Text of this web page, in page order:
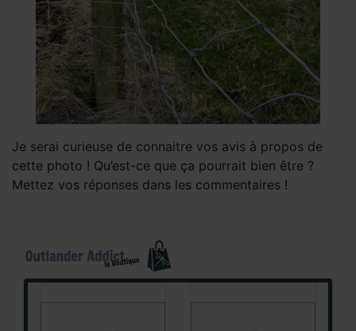
Je serai curieuse de connaitre vos avis à propos de
cette photo ! Qu’est-ce que ça pourrait bien être ?
Mettez vos réponses dans les commentaires !